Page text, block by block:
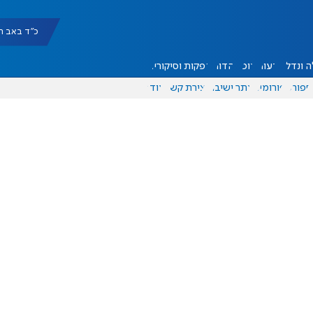
כ"ד באב תשפ"ו
ונדל"ן דעות אוכל יהדות הפקות וסיקורים
ספורט פורומים אתר ישיבה יצירת קשר עוד